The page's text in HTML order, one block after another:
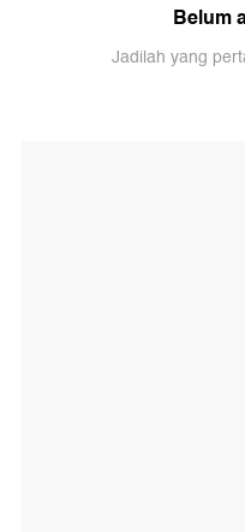
Belum
Jadilah yang